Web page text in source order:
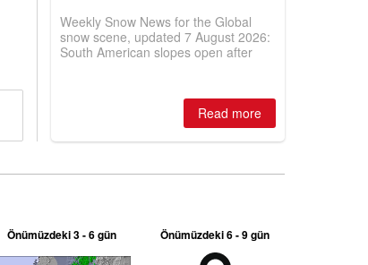
Weekly Snow News for the Global
snow scene, updated 7 August 2026:
South American slopes open after
Australian areas open most terrain of
2026, northern hemisphere down to
two outdoor areas still open.
Read more
Önümüzdeki 3 - 6 gün Önümüzdeki 6 - 9 gün